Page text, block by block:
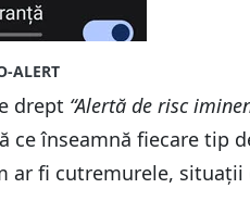
drept “Alertă de risc
ce înseamnă fiecare tip
ar fi cutremurele,